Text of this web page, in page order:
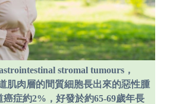
stromal tumours，
肌肉層的間質細胞長出來的惡性腫
症約2%，好發於約65-69歲年長